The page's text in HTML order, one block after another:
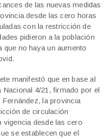
de las nuevas medidas
desde las cero horas
con la restricción de
pidieron a la población
que no haya un aumento
manifestó que en base al
4/21, firmado por el
la provincia
de circulación
vigencia desde las cero
se establecen que el